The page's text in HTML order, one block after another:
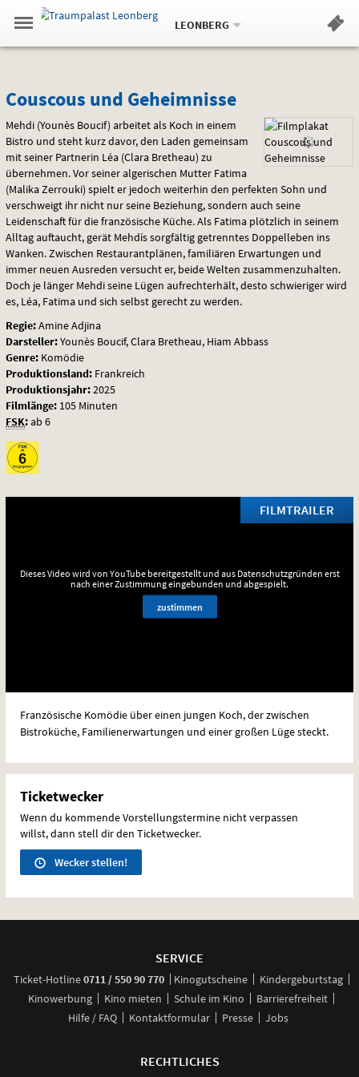
Springe
zum
,zum
.
Navigation
Gehe
zur
Standortauswahl
Standort:
LEONBERG.
Hinweis
Couscous
und
Geheimnisse
Couscous und Geheimnisse
Mehdi (Younès Boucif) arbeitet als Koch in einem
Bistro und steht kurz davor, den Laden gemeinsam
mit seiner Partnerin Léa (Clara Bretheau) zu
übernehmen. Vor seiner algerischen Mutter Fatima
(Malika Zerrouki) spielt er jedoch weiterhin den perfekten Sohn und
verschweigt ihr nicht nur seine Beziehung, sondern auch seine
Leidenschaft für die französische Küche. Als Fatima plötzlich in seinem
Alltag auftaucht, gerät Mehdís sorgfältig getrenntes Doppelleben ins
Wanken. Zwischen Restaurantplänen, familiären Erwartungen und
immer neuen Ausreden versucht er, beide Welten zusammenzuhalten.
Doch je länger Mehdi seine Lügen aufrechterhält, desto schwieriger wird
es, Léa, Fatima und sich selbst gerecht zu werden.
Regie:Amine Adjina
Darsteller:Younès Boucif, Clara Bretheau, Hiam Abbass
Genre: Komödie
Produktionsland: Frankreich
Produktionsjahr:2025
Filmlänge: 105 Minuten
FSK:ab 6
FILMTRAILER
Dieses Video wird von YouTube bereitgestellt und aus Datenschutzgründen erst
nach einer Zustimmung eingebunden und abgespielt.
zustimmen
Französische Komödie über einen jungen Koch, der zwischen
Bistroküche, Familienerwartungen und einer großen Lüge steckt.
Ticketwecker
Wenn du kommende Vorstellungstermine nicht verpassen
willst, dann stell dir den Ticketwecker.
Wecker stellen!
SERVICE
Ticket-Hotline0711 / 550 90 770anrufen
Kinogutscheine
Kindergeburtstag
Kinowerbung
Kino mieten Schule im Kino
Barrierefreiheit
Hilfe / FAQ
Kontaktformular Presse Jobs
RECHTLICHES